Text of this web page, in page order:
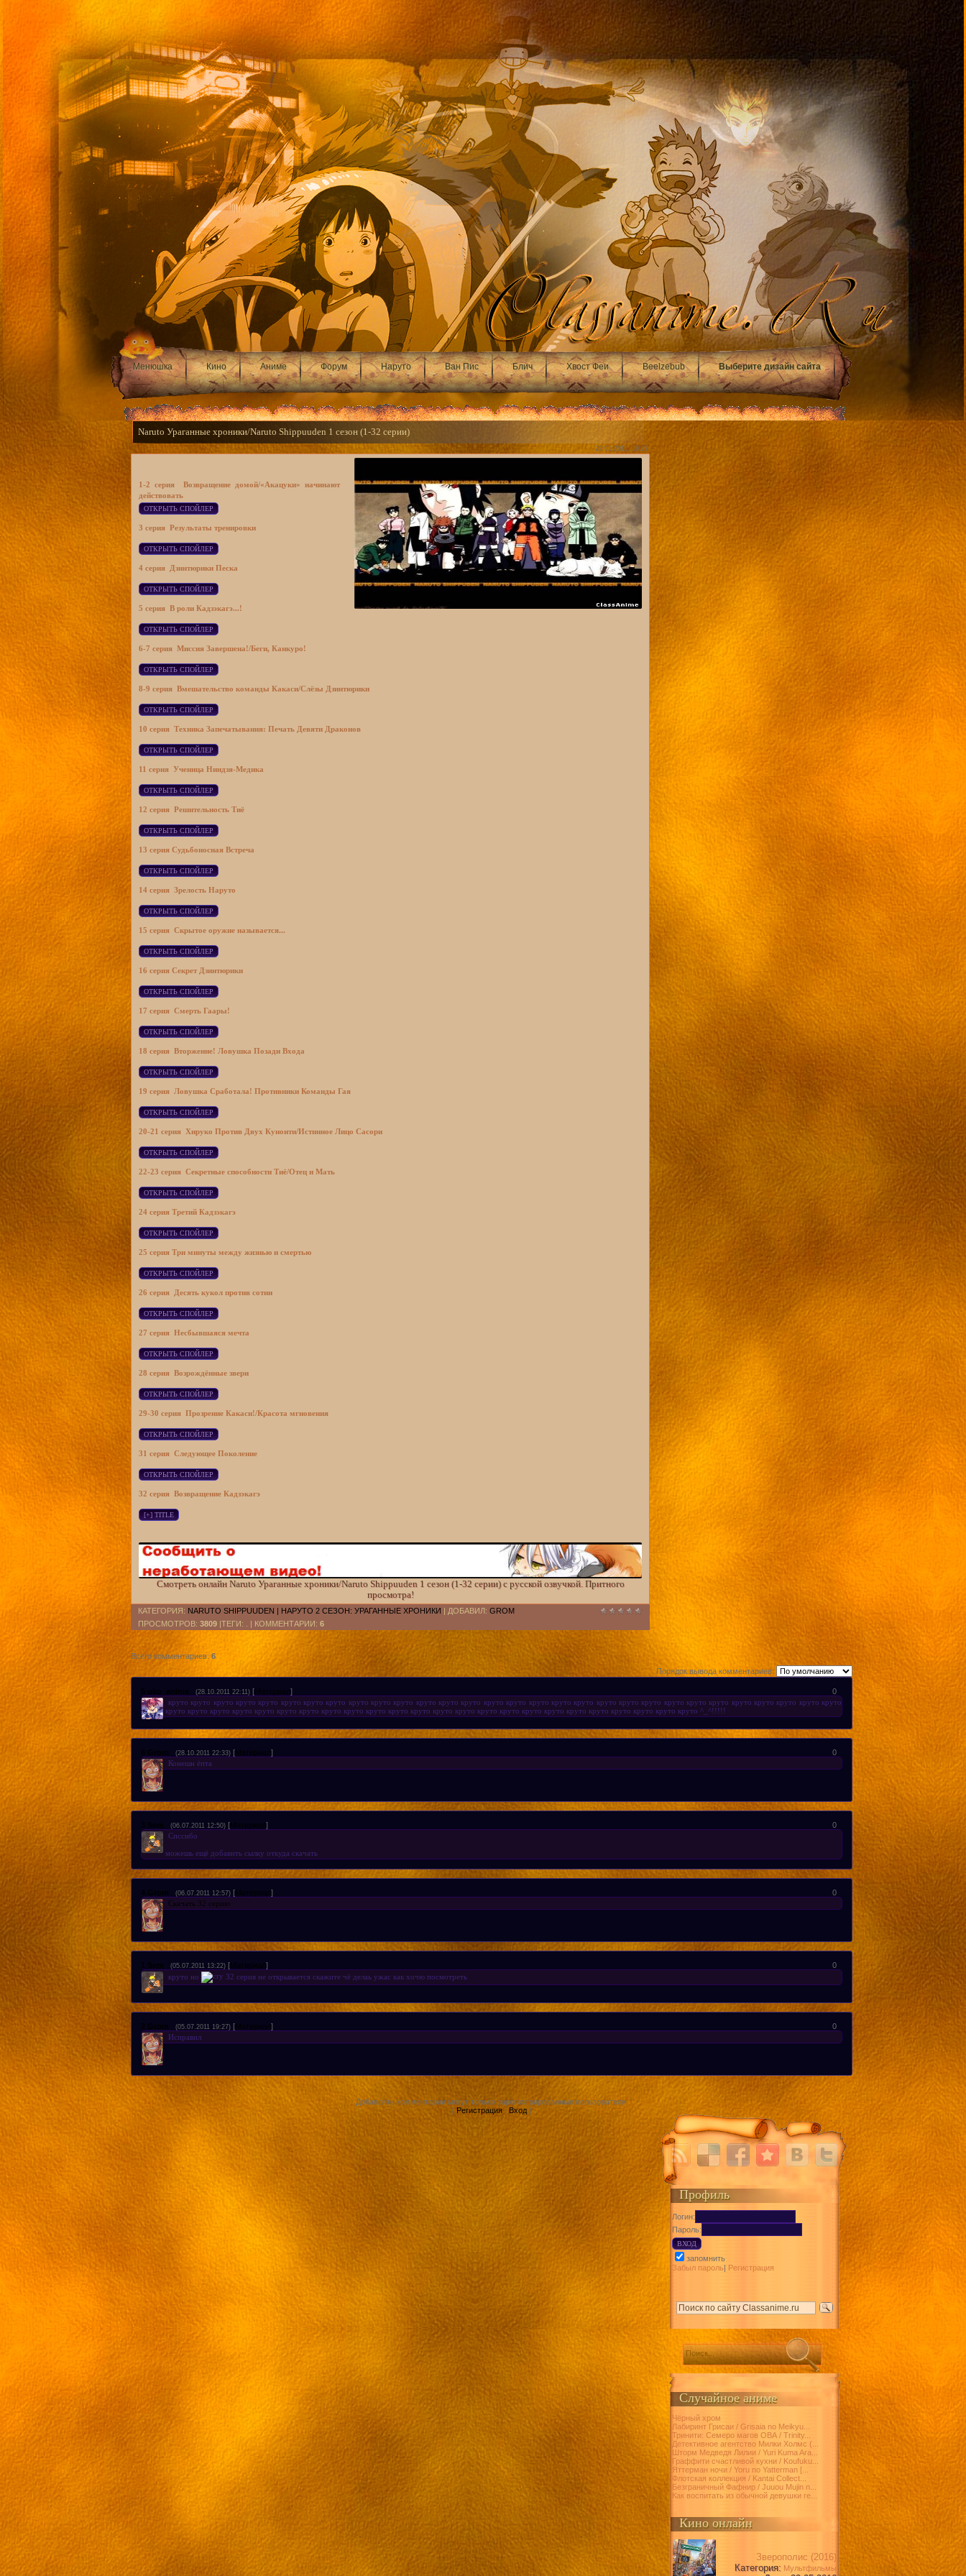
Менюшка Кино Аниме Форум Наруто Ван Пис Блич Хвост Феи Beelzebub Выберите дизайн сайта
Naruto Ураганные хроники/Naruto Shippuuden 1 сезон (1-32 серии)
22.01.2011, 19:27
1-2 серия Возвращение домой/«Акацуки» начинают
действовать
3 серия Результаты тренировки
4 серия Дзинтюрики Песка
5 серия В роли Кадзэкагэ...!
6-7 серия Миссия Завершена!/Беги, Канкуро!
8-9 серия Вмешательство команды Какаси/Слёзы Дзинтюрики
10 серия Техника Запечатывания: Печать Девяти Драконов
11 серия Ученица Ниндзя-Медика
12 серия Решительность Тиё
13 серия Судьбоносная Встреча
14 серия Зрелость Наруто
15 серия Скрытое оружие называется...
16 серия Секрет Дзинтюрики
17 серия Смерть Гаары!
18 серия Вторжение! Ловушка Позади Входа
19 серия Ловушка Сработала! Противники Команды Гая
20-21 серия Хируко Против Двух Куноити/Истинное Лицо Сасори
22-23 серия Секретные способности Тиё/Отец и Мать
24 серия Третий Кадзэкагэ
25 серия Три минуты между жизнью и смертью
26 серия Десять кукол против сотни
27 серия Несбывшаяся мечта
28 серия Возрождённые звери
29-30 серия Прозрение Какаси!/Красота мгновения
31 серия Следующее Поколение
32 серия Возвращение Кадзэкагэ
Смотреть онлайн Naruto Ураганные хроники/Naruto Shippuuden 1 сезон (1-32 серии) с русской озвучкой. Притного
просмотра!
КАТЕГОРИЯ: NARUTO SHIPPUUDEN | НАРУТО 2 СЕЗОН: УРАГАННЫЕ ХРОНИКИ | ДОБАВИЛ: GROM
ПРОСМОТРОВ: 3809 |ТЕГИ: . | КОММЕНТАРИИ: 6
Всего комментариев: 6
Порядок вывода комментариев:
0
5 uko_anime (28.10.2011 22:11) [Материал ]
круто круто круто круто круто круто круто круто круто круто круто круто круто круто круто круто круто круто круто круто круто круто круто круто круто круто круто круто круто круто
круто круто круто круто круто круто круто круто круто круто круто круто круто круто круто круто круто круто круто круто круто круто круто круто ^_^!!!!!
0
6 Grom (28.10.2011 22:33) [Материал ]
Конешн ёпта
0
3 Sem (06.07.2011 12:50) [Материал ]
Спссибо
можешь ещё добавить сылку откуда скачать
0
4 Grom (06.07.2011 12:57) [Материал ]
Скачать 32 серию
0
1 Sem (05.07.2011 13:22) [Материал ]
круто но
32 серия не открывается скажите чё делаь ужас как хочю посмотреть
0
2 Grom (05.07.2011 19:27) [Материал ]
Исправил
Добавлять комментарии могут только зарегистрированные пользователи.
[ Регистрация | Вход ]
Профиль
Логин:
Пароль:
запомнить
Забыл пароль| Регистрация
Случайное аниме
Чёрный хром
Лабиринт Грисаи / Grisaia no Meikyu...
Тринити: Семеро магов ОВА / Trinity...
Детективное агентство Милки Холмс (...
Шторм Медведя Лилии / Yuri Kuma Ara...
Граффити счастливой кухни / Koufuku...
Яттерман ночи / Yoru no Yatterman [...
Флотская коллекция / Kantai Collect...
Безграничный Фафнир / Juuou Mujin n...
Как воспитать из обычной девушки ге...
Кино онлайн
Зверополис (2016)
Категория: Мультфильмы